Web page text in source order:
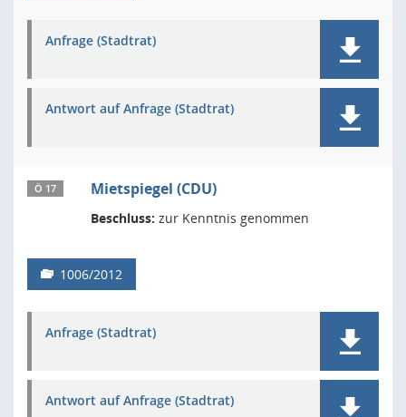
Anfrage (Stadtrat)
Antwort auf Anfrage (Stadtrat)
Ö 17 Mietspiegel (CDU)
Beschluss: zur Kenntnis genommen
1006/2012
Anfrage (Stadtrat)
Antwort auf Anfrage (Stadtrat)